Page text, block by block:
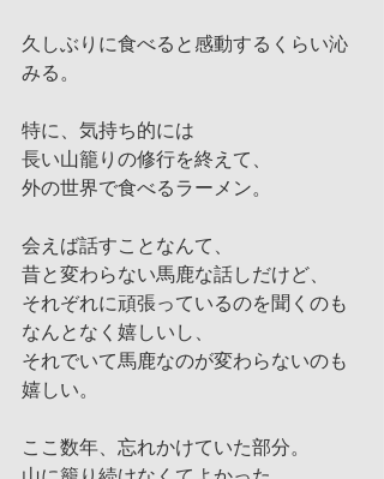
久しぶりに食べると感動するくらい沁
みる。
特に、気持ち的には
長い山籠りの修行を終えて、
外の世界で食べるラーメン。
会えば話すことなんて、
昔と変わらない馬鹿な話しだけど、
それぞれに頑張っているのを聞くのも
なんとなく嬉しいし、
それでいて馬鹿なのが変わらないのも
嬉しい。
ここ数年、忘れかけていた部分。